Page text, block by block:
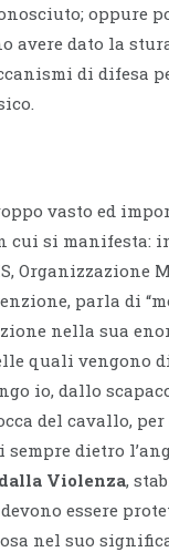
oppure
avere dato la
di difesa
vasto ed
si manifesta:
parla di
nella sua
quali vengono
io, dallo
del cavallo,
dietro
Violenza,
essere
nel suo